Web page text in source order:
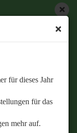
für dieses Jahr
für das
mehr auf.
dieses Jahr
für das
auf.
sehen